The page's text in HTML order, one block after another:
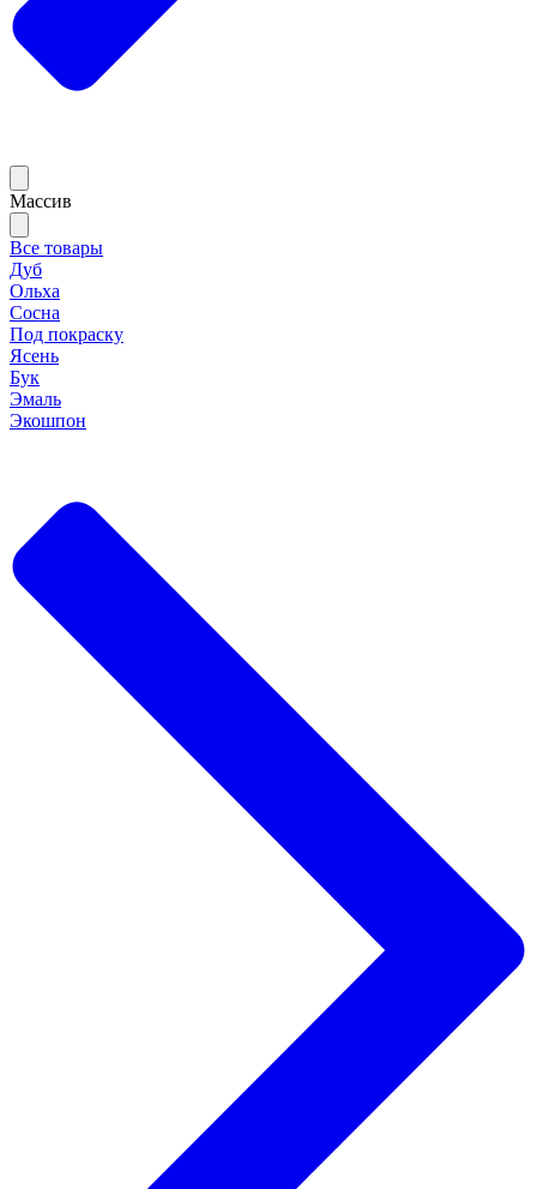
Массив
Все товары
Дуб
Ольха
Сосна
Под покраску
Ясень
Бук
Эмаль
Экошпон